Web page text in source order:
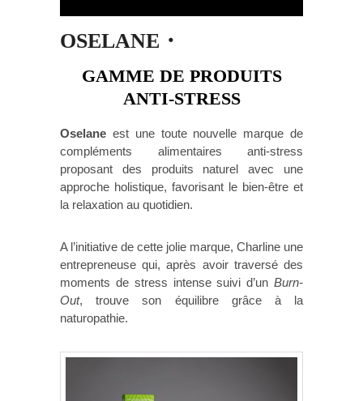
OSELANE・
GAMME DE PRODUITS
ANTI-STRESS
Oselane est une toute nouvelle marque de
compléments alimentaires anti-stress
proposant des produits naturel avec une
approche holistique, favorisant le bien-être et
la relaxation au quotidien.
A l’initiative de cette jolie marque, Charline une
entrepreneuse qui, après avoir traversé des
moments de stress intense suivi d’un Burn-
Out, trouve son équilibre grâce à la
naturopathie.